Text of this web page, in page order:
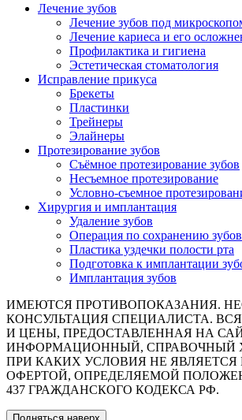
Лечение зубов
Лечение зубов под
Лечение кариеса и его
Профилактика и гигиена
Эстетическая стоматология
Исправление прикуса
Брекеты
Пластинки
Трейнеры
Элайнеры
Протезирование зубов
Съёмное протезирование зубов
Несъемное протезирование
Условно-съемное
Хирургия и имплантация
Удаление зубов
Операция по сохранению зубов
Пластика уздечки полости рта
Подготовка к имплантации
Имплантация зубов
ИМЕЮТСЯ ПРОТИВОПОКАЗАНИЯ.
КОНСУЛЬТАЦИЯ СПЕЦИАЛИСТА.
И ЦЕНЫ, ПРЕДОСТАВЛЕННАЯ НА
ИНФОРМАЦИОННЫЙ, СПРАВОЧНЫЙ
ПРИ КАКИХ УСЛОВИЯ НЕ ЯВЛЯЕТСЯ
ОФЕРТОЙ, ОПРЕДЕЛЯЕМОЙ
437 ГРАЖДАНСКОГО КОДЕКСА РФ.